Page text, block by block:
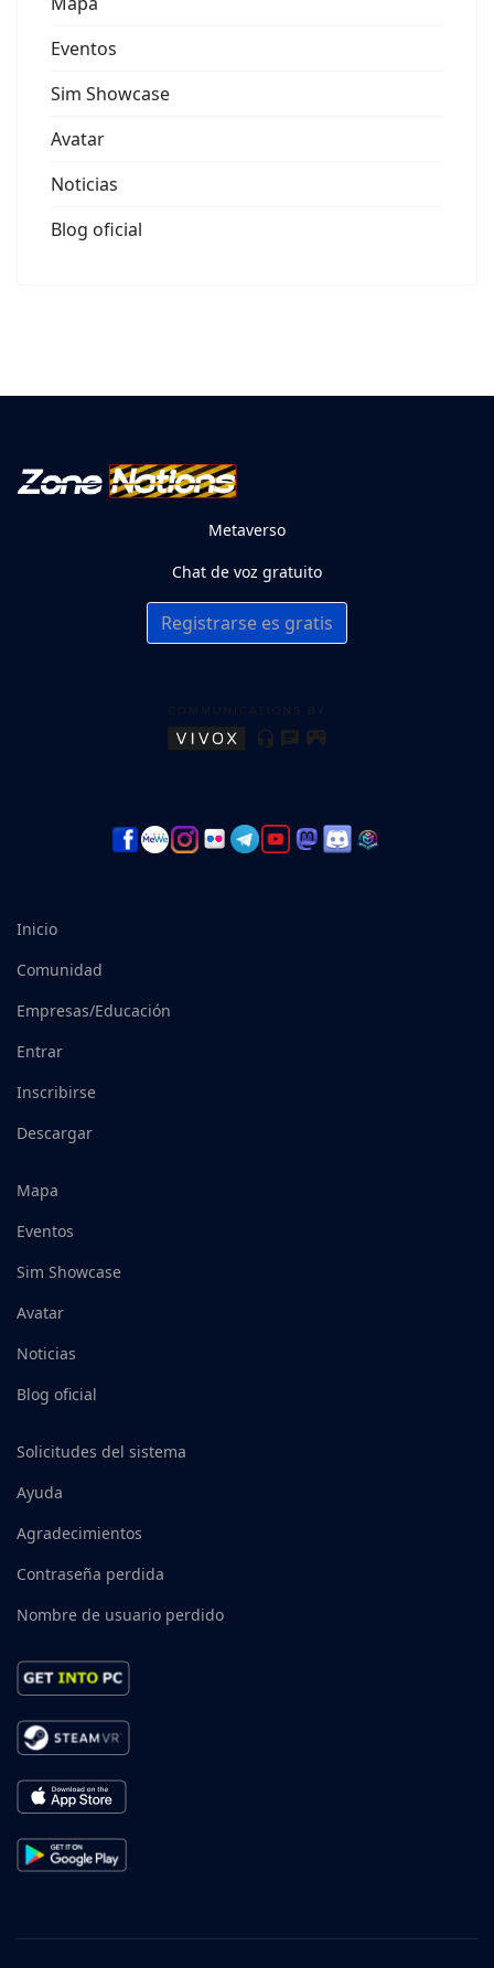
Eventos
Sim Showcase
Avatar
Noticias
Blog oficial
Metaverso
Chat de voz gratuito
Registrarse es gratis
Inicio
Comunidad
Empresas/Educación
Entrar
Inscribirse
Descargar
Mapa
Eventos
Sim Showcase
Avatar
Noticias
Blog oficial
Solicitudes del sistema
Ayuda
Agradecimientos
Contraseña perdida
Nombre de usuario perdido